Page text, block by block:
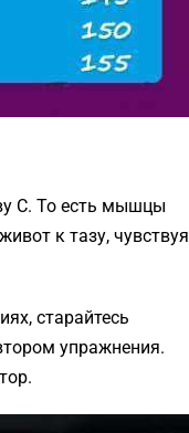
С. То есть мышцы
к тазу, чувствуя
старайтесь
упражнения.